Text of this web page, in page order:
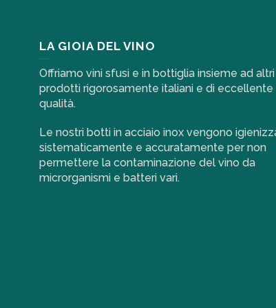
LA GIOIA DEL VINO
Offriamo vini sfusi e in bottiglia insieme ad altri
prodotti rigorosamente italiani e di eccellente
qualità.
Le nostri botti in acciaio inox vengono
sistematicamente e accuratamente per non
permettere la contaminazione del vino da
microrganismi e batteri vari.